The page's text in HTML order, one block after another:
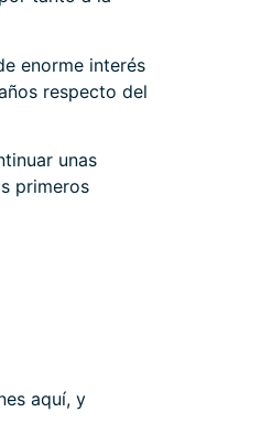
enorme interés
respecto del
unas
primeros
aquí, y